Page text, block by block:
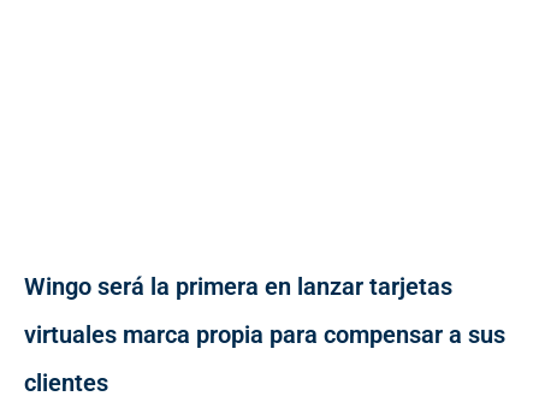
Wingo será la primera en lanzar tarjetas
virtuales marca propia para compensar a sus
clientes